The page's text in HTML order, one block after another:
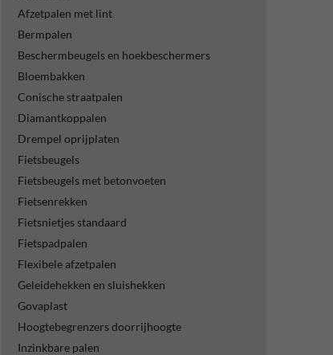
Afzetpalen met lint
Bermpalen
Beschermbeugels en hoekbeschermers
Bloembakken
Conische straatpalen
Diamantkoppalen
Drempel oprijplaten
Fietsbeugels
Fietsbeugels met betonvoeten
Fietsenrekken
Fietsnietjes standaard
Fietspadpalen
Flexibele afzetpalen
Geleidehekken en sluishekken
Govaplast
Hoogtebegrenzers doorrijhoogte
Inzinkbare palen